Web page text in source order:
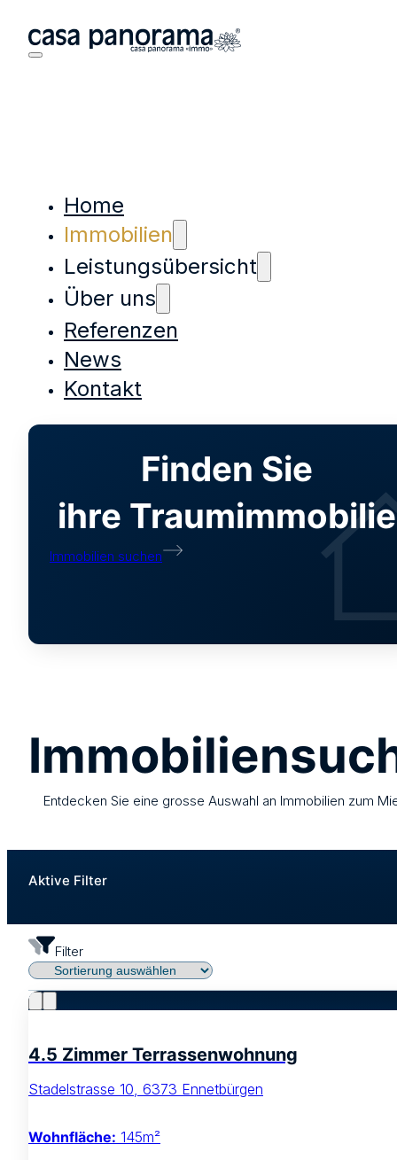
Home
Immobilien
Leistungsübersicht
Über uns
Referenzen
News
Kontakt
Finden Sie
ihre Traumimmobilie
Immobilien suchen
Entdecken Sie eine grosse Auswahl an Immobilien zum
Aktive Filter
Filter
4.5 Zimmer Terrassenwohnung
Stadelstrasse 10, 6373 Ennetbürgen
Wohnfläche: 145m²